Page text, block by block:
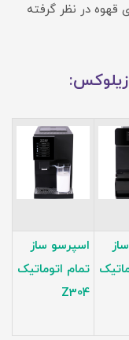
قهوه در نظر گرفته
زیلوکس:
اسپرسو ساز
تمام اتوماتیک
Z304